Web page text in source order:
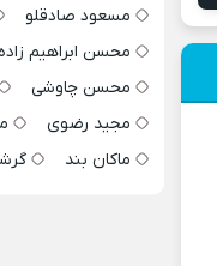
مسعود صادقلو
محسن ابراهیم
محسن چاوشی
مجید رضوی
ماکان بند